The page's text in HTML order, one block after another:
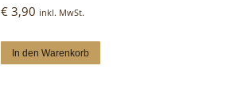
€ 3,90 inkl. MwSt.
In den Warenkorb